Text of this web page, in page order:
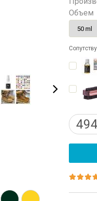
Объем
494